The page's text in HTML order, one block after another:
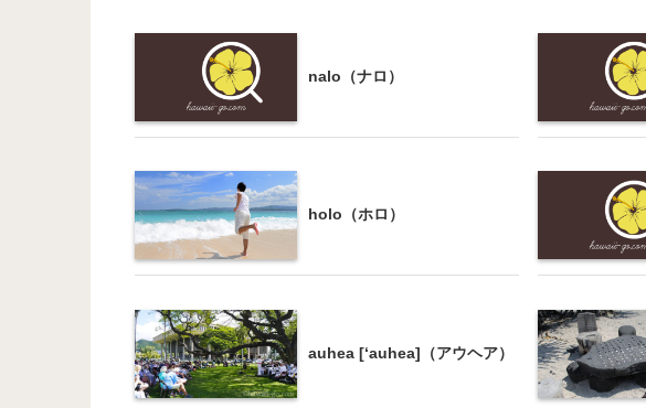
nalo（ナロ）
holo（ホロ）
auhea [‘auhea]（アウヘア）